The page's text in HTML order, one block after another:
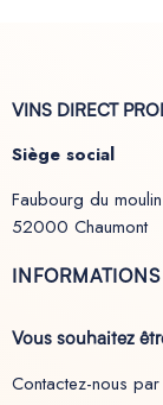
VINS DIRECT
Siège social
Faubourg du
52000 Chaumont
Vous souhaitez
Contactez-nous